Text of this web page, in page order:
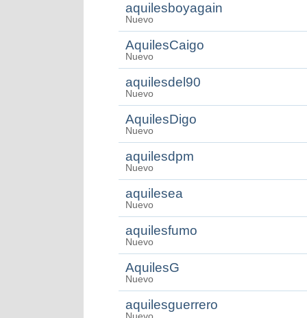
aquilesboyagain
Nuevo
AquilesCaigo
Nuevo
aquilesdel90
Nuevo
AquilesDigo
Nuevo
aquilesdpm
Nuevo
aquilesea
Nuevo
aquilesfumo
Nuevo
AquilesG
Nuevo
aquilesguerrero